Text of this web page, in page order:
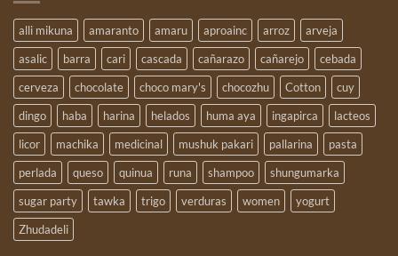
alli mikuna amaranto amaru aproainc arroz
arveja
asalic
barra cari cascada cañarazo cañarejo
cebada
cerveza
chocolate choco mary's chocozhu Cotton
cuy
dingo
haba harina helados huma aya ingapirca
lacteos
licor
machika medicinal mushuk pakari pallarina
pasta
perlada
queso quinua runa shampoo
shungumarka
sugar party
tawka trigo verduras women
yogurt
Zhudadeli